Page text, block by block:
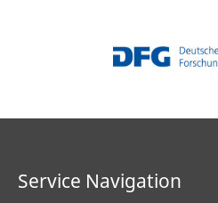
Service Navigation